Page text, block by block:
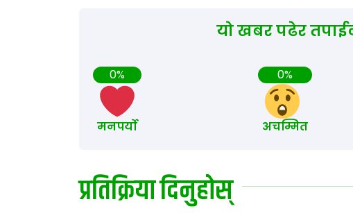
यो खबर पढेर
0%
मनपर्यो
0%
अचम्मित
प्रतिक्रिया दिनुहोस्